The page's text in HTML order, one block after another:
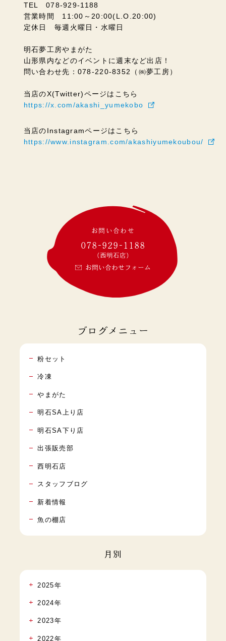
TEL 078-929-1188
営業時間 11:00～20:00(L.O.20:00)
定休日 毎週火曜日・水曜日
明石夢工房やまがた
山形県内などのイベントに週末など出店！
問い合わせ先：078-220-8352（㈱夢工房）
当店のX(Twitter)ページはこちら
https://x.com/akashi_yumekobo
当店のInstagramページはこちら
https://www.instagram.com/akashiyumekoubou/
お問い合わせ
078-929-1188
(西明石店)
お問い合わせフォーム
ブログメニュー
粉セット
冷凍
やまがた
明石SA上り店
明石SA下り店
出張販売部
西明石店
スタッフブログ
新着情報
魚の棚店
月別
2025年
2024年
2023年
2022年